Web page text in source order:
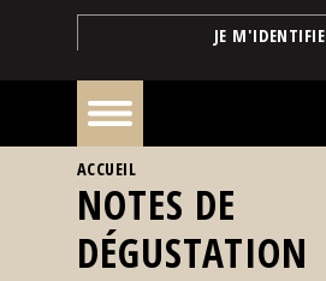
JE M'IDENTIFIE
À
la
une
VOUS ÊTES ICI
ACCUEIL
NOTES DE
DÉGUSTATION